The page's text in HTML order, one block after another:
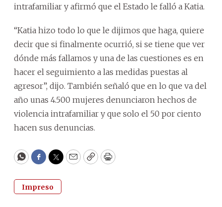
intrafamiliar y afirmó que el Estado le falló a Katia.
“Katia hizo todo lo que le dijimos que haga, quiere
decir que si finalmente ocurrió, si se tiene que ver
dónde más fallamos y una de las cuestiones es en
hacer el seguimiento a las medidas puestas al
agresor”, dijo. También señaló que en lo que va del
año unas 4.500 mujeres denunciaron hechos de
violencia intrafamiliar y que solo el 50 por ciento
hacen sus denuncias.
WhatsApp
Facebook
Twitter
EmailCopyPrint
Impreso